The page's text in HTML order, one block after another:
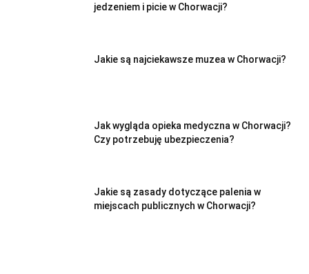
jedzeniem i picie w Chorwacji?
Jakie są najciekawsze muzea w Chorwacji?
Jak wygląda opieka medyczna w Chorwacji?
Czy potrzebuję ubezpieczenia?
Jakie są zasady dotyczące palenia w
miejscach publicznych w Chorwacji?